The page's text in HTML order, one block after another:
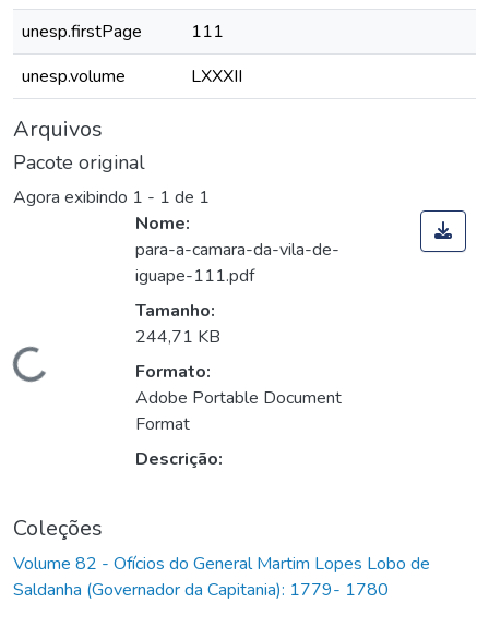
unesp.firstPage
111
unesp.volume
LXXXII
Arquivos
Pacote original
Agora exibindo 1 - 1 de 1
Carregando...
Nome:
para-a-camara-da-vila-de-
iguape-111.pdf
Tamanho:
244,71 KB
Formato:
Adobe Portable Document
Format
Descrição:
Coleções
Volume 82 - Ofícios do General Martim Lopes Lobo de
Saldanha (Governador da Capitania): 1779- 1780